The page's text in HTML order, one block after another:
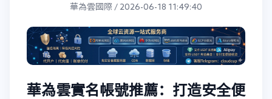
華為雲國際 / 2026-06-18 11:49:40
華為雲實名帳號推薦：打造安全便